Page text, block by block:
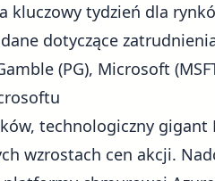
kluczowy tydzień dla
dane dotyczące
(PG), Microsoft
technologiczny gigant
wzrostach cen akcji.